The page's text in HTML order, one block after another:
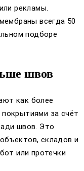
рекламы.
всегда 50
подборе
швов
как более
за счёт
швов. Это
складов и
или протечки